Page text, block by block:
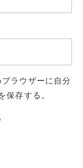
ラウザーに自分
保存する。